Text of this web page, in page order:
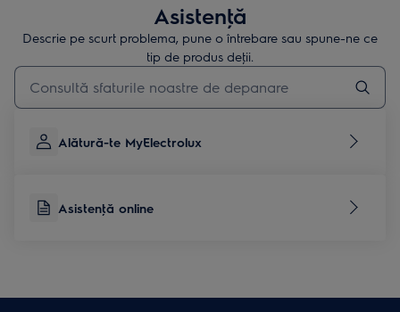
Asistenţă
Descrie pe scurt problema, pune o întrebare sau spune-ne ce
tip de produs deţii.
Type to search for support articles
Alătură-te MyElectrolux
Asistenţă online